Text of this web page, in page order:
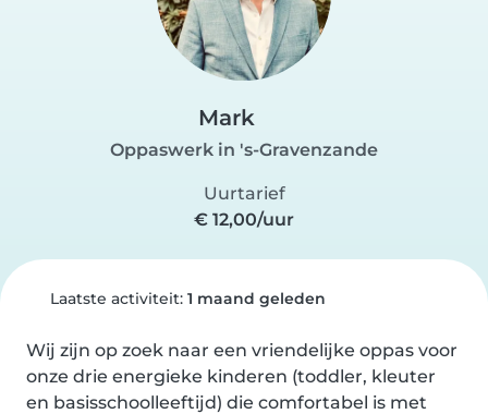
Mark
Oppaswerk in 's-Gravenzande
Uurtarief
€ 12,00/uur
Laatste activiteit: 1 maand geleden
Wij zijn op zoek naar een vriendelijke oppas voor
onze drie energieke kinderen (toddler, kleuter
en basisschoolleeftijd) die comfortabel is met